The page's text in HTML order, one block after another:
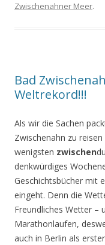
Zwischenahner Meer.
Bad
Weltrekord!!!
Als wir die Sachen
Zwischenahn zu
wenigsten zwischen
denkwürdiges
Geschichtsbücher mit
eingeht. Denn die
Freundliches Wetter –
Marathonlaufen,
auch in Berlin als